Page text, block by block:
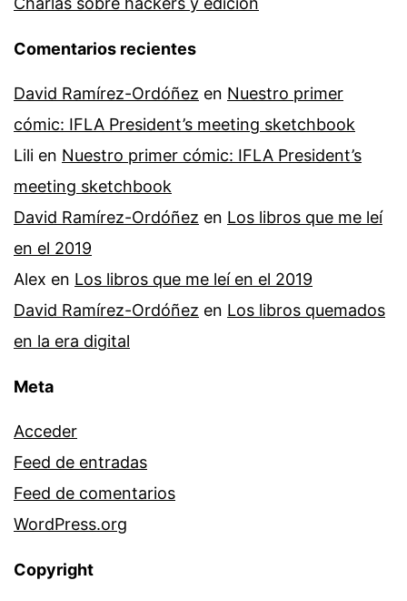
Comentarios recientes
David Ramírez-Ordóñez en Nuestro primer
cómic: IFLA President’s meeting sketchbook
Lili en Nuestro primer cómic: IFLA President’s
meeting sketchbook
David Ramírez-Ordóñez en Los libros que me leí
en el 2019
Alex en Los libros que me leí en el 2019
David Ramírez-Ordóñez en Los libros quemados
en la era digital
Meta
Acceder
Feed de entradas
Feed de comentarios
WordPress.org
Copyright